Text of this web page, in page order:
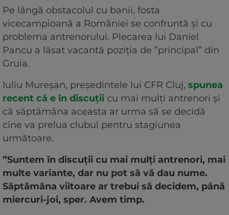
Pe lângă obstacolul cu banii, fosta
vicecampioană a României se confruntă și cu
problema antrenorului. Plecarea lui Daniel
Pancu a lăsat vacantă poziția de ”principal” din
Gruia.
Iuliu Mureșan, președintele lui CFR Cluj, spunea
recent că e în discuții cu mai mulți antrenori și
că săptămâna aceasta ar urma să se decidă
cine va prelua clubul pentru stagiunea
următoare.
”Suntem în discuții cu mai mulți antrenori, mai
multe variante, dar nu pot să vă dau nume.
Săptămâna viitoare ar trebui să decidem, până
miercuri-joi, sper. Avem timp.